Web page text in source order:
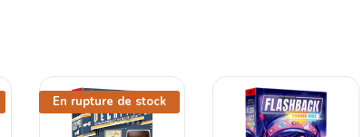
En rupture de stock